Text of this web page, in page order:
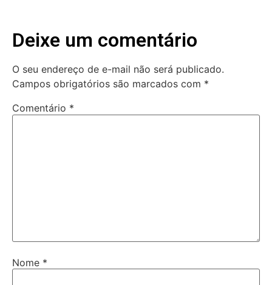
Deixe um comentário
O seu endereço de e-mail não será publicado.
Campos obrigatórios são marcados com *
Comentário *
Nome *